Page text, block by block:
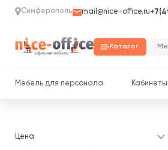
Симферополь mail@nice-office.ru
Каталог
Мебель для персонала Кабинеты
Цена